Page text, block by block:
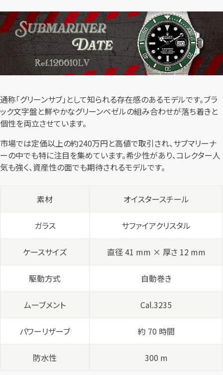
通称「グリーンサブ」として知られる存在感のあるモデルです。ブラ
ック文字盤と鮮やかなグリーンベゼルの組み合わせが落ち着きと
個性を両立させています。
市場では定価以上の約240万円と高値で取引され、サブマリーナ
ーの中でも特に注目を集めています。希少性があり、コレクター人
気も強く、資産性の面でも期待されるモデルです。
素材 オイスタースチール
ガラス サファイアクリスタル
ケースサイズ 直径 41 mm × 厚さ 12 mm
駆動方式 自動巻き
ムーブメント Cal.3235
パワーリザーブ 約 70 時間
防水性 300 m